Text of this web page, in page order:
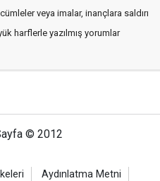
veya imalar, inançlara saldırı
harflerle yazılmış yorumlar
© 2012
Aydınlatma Metni